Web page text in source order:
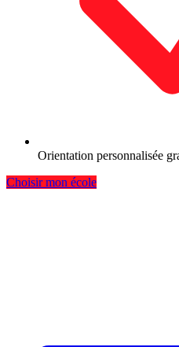
Orientation personnalisée
Choisir mon école